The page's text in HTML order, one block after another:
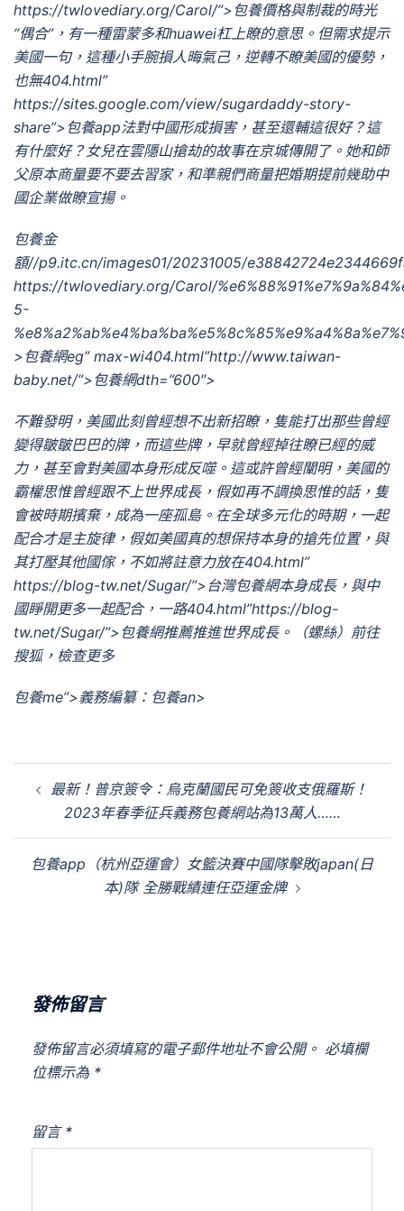
https://twlovediary.org/Carol/”>包養價格與制裁的時光
“偶合”，有一種雷蒙多和huawei杠上瞭的意思。但需求提示
美國一句，這種小手腕損人晦氣己，逆轉不瞭美國的優勢，
也無404.html”
https://sites.google.com/view/sugardaddy-story-
share”>包養app法對中國形成損害，甚至還輔這很好？這
有什麼好？女兒在雲隱山搶劫的故事在京城傳開了。她和師
父原本商量要不要去習家，和準親們商量把婚期提前幾助中
國企業做瞭宣揚。
包養金
額//p9.itc.cn/images01/20231005/
https://twlovediary.org/Carol/
5-
>包養網eg” max-wi404.html”http://www.taiwan-
baby.net/”>包養網dth=”600″>
不難發明，美國此刻曾經想不出新招瞭，隻能打出那些曾經
變得皺皺巴巴的牌，而這些牌，早就曾經掉往瞭已經的威
力，甚至會對美國本身形成反噬。這或許曾經闡明，美國的
霸權思惟曾經跟不上世界成長，假如再不調換思惟的話，隻
會被時期擯棄，成為一座孤島。在全球多元化的時期，一起
配合才是主旋律，假如美國真的想保持本身的搶先位置，與
其打壓其他國傢，不如將註意力放在404.html”
https://blog-tw.net/Sugar/”>台灣包養網本身成長，與中
國睜開更多一起配合，一路404.html”https://blog-
tw.net/Sugar/”>包養網推薦推進世界成長。（螺絲） 前往
搜狐，檢查更多
包養me”>義務編纂：包養an>
最新！普京簽令：烏克蘭國民可免簽收支俄羅斯！
2023年春季征兵義務包養網站為13萬人……
包養app（杭州亞運會）女籃決賽中國隊擊敗japan(日
本)隊 全勝戰績連任亞運金牌
發佈留言
發佈留言必須填寫的電子郵件地址不會公開。 必填欄
位標示為 *
留言 *